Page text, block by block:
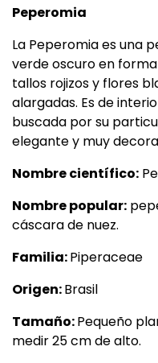
Peperomia
La Peperomia es una
verde oscuro en
tallos rojizos y flores
alargadas. Es de
buscada por su
elegante y muy
Nombre científico:
Nombre popular:
cáscara de nuez.
Familia:Piperaceae
Origen:Brasil
Tamaño:Pequeño
medir 25 cm de alto.